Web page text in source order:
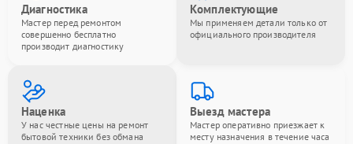
Диагностика
Мастер перед ремонтом
совершенно бесплатно
производит диагностику
Комплектующие
Мы применяем детали только от
официального производителя
Наценка
У нас честные цены на ремонт
бытовой техники без обмана
Выезд мастера
Мастер оперативно приезжает к
месту назначения в течение часа